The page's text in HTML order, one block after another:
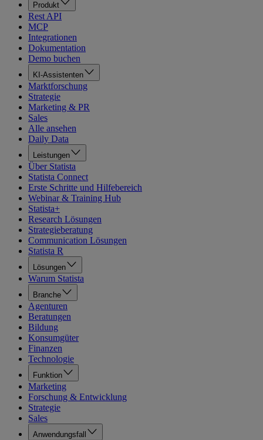
Produkt
Rest API
MCP
Integrationen
Dokumentation
Demo buchen
KI-Assistenten
Marktforschung
Strategie
Marketing & PR
Sales
Alle ansehen
Daily Data
Leistungen
Über Statista
Statista Connect
Erste Schritte und Hilfebereich
Webinar & Training Hub
Statista+
Research Lösungen
Strategieberatung
Communication Lösungen
Statista R
Lösungen
Warum Statista
Branche
Agenturen
Beratungen
Bildung
Konsumgüter
Finanzen
Technologie
Funktion
Marketing
Forschung & Entwicklung
Strategie
Sales
Anwendungsfall